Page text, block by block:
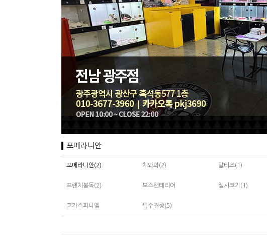
포메라니안
포메라니안(2) 치와와(2) 말티즈(1)
프렌치불독(2) 보스턴테리어 웰시코기(1)
코카스파니엘 특수견종(5)